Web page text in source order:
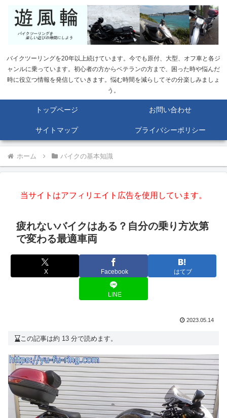
バイクツーリングを20年以上続けています。今でも原付、大型、オフ車と各ジ
ャンルに乗っています。初心者の方からベテランの方まで、困った時や悩んだ
時に役立つ情報を発信していきます。悩む時間を減らしてその分楽しみましょ
う。
トップページ お問い合わせ
サイトマップ プライバシーポリシー
ホーム バイクの基本知識
当サイトはアフィリエイト広告を使用しています。
疲れないバイクはある？自分の乗り方次第
で変わる最適車両
X Facebook はてブ
LINE
2023.05.14
この記事は約 13 分で読めます。